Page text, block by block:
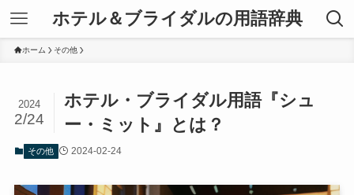
ホテル＆ブライダルの用語辞典
ホーム その他
ホテル・ブライダル用語『シュ
ー・ミット』とは？
2024
2/24
その他 2024-02-24